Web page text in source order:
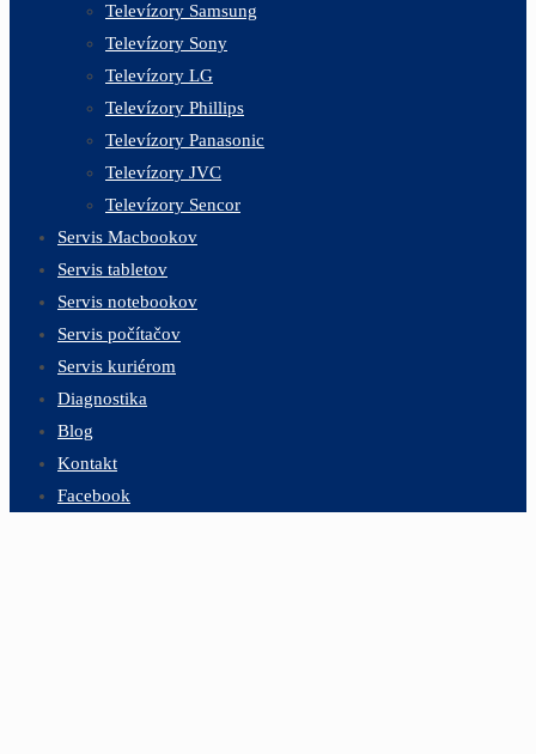
Televízory Samsung
Televízory Sony
Televízory LG
Televízory Phillips
Televízory Panasonic
Televízory JVC
Televízory Sencor
Servis Macbookov
Servis tabletov
Servis notebookov
Servis počítačov
Servis kuriérom
Diagnostika
Blog
Kontakt
Facebook